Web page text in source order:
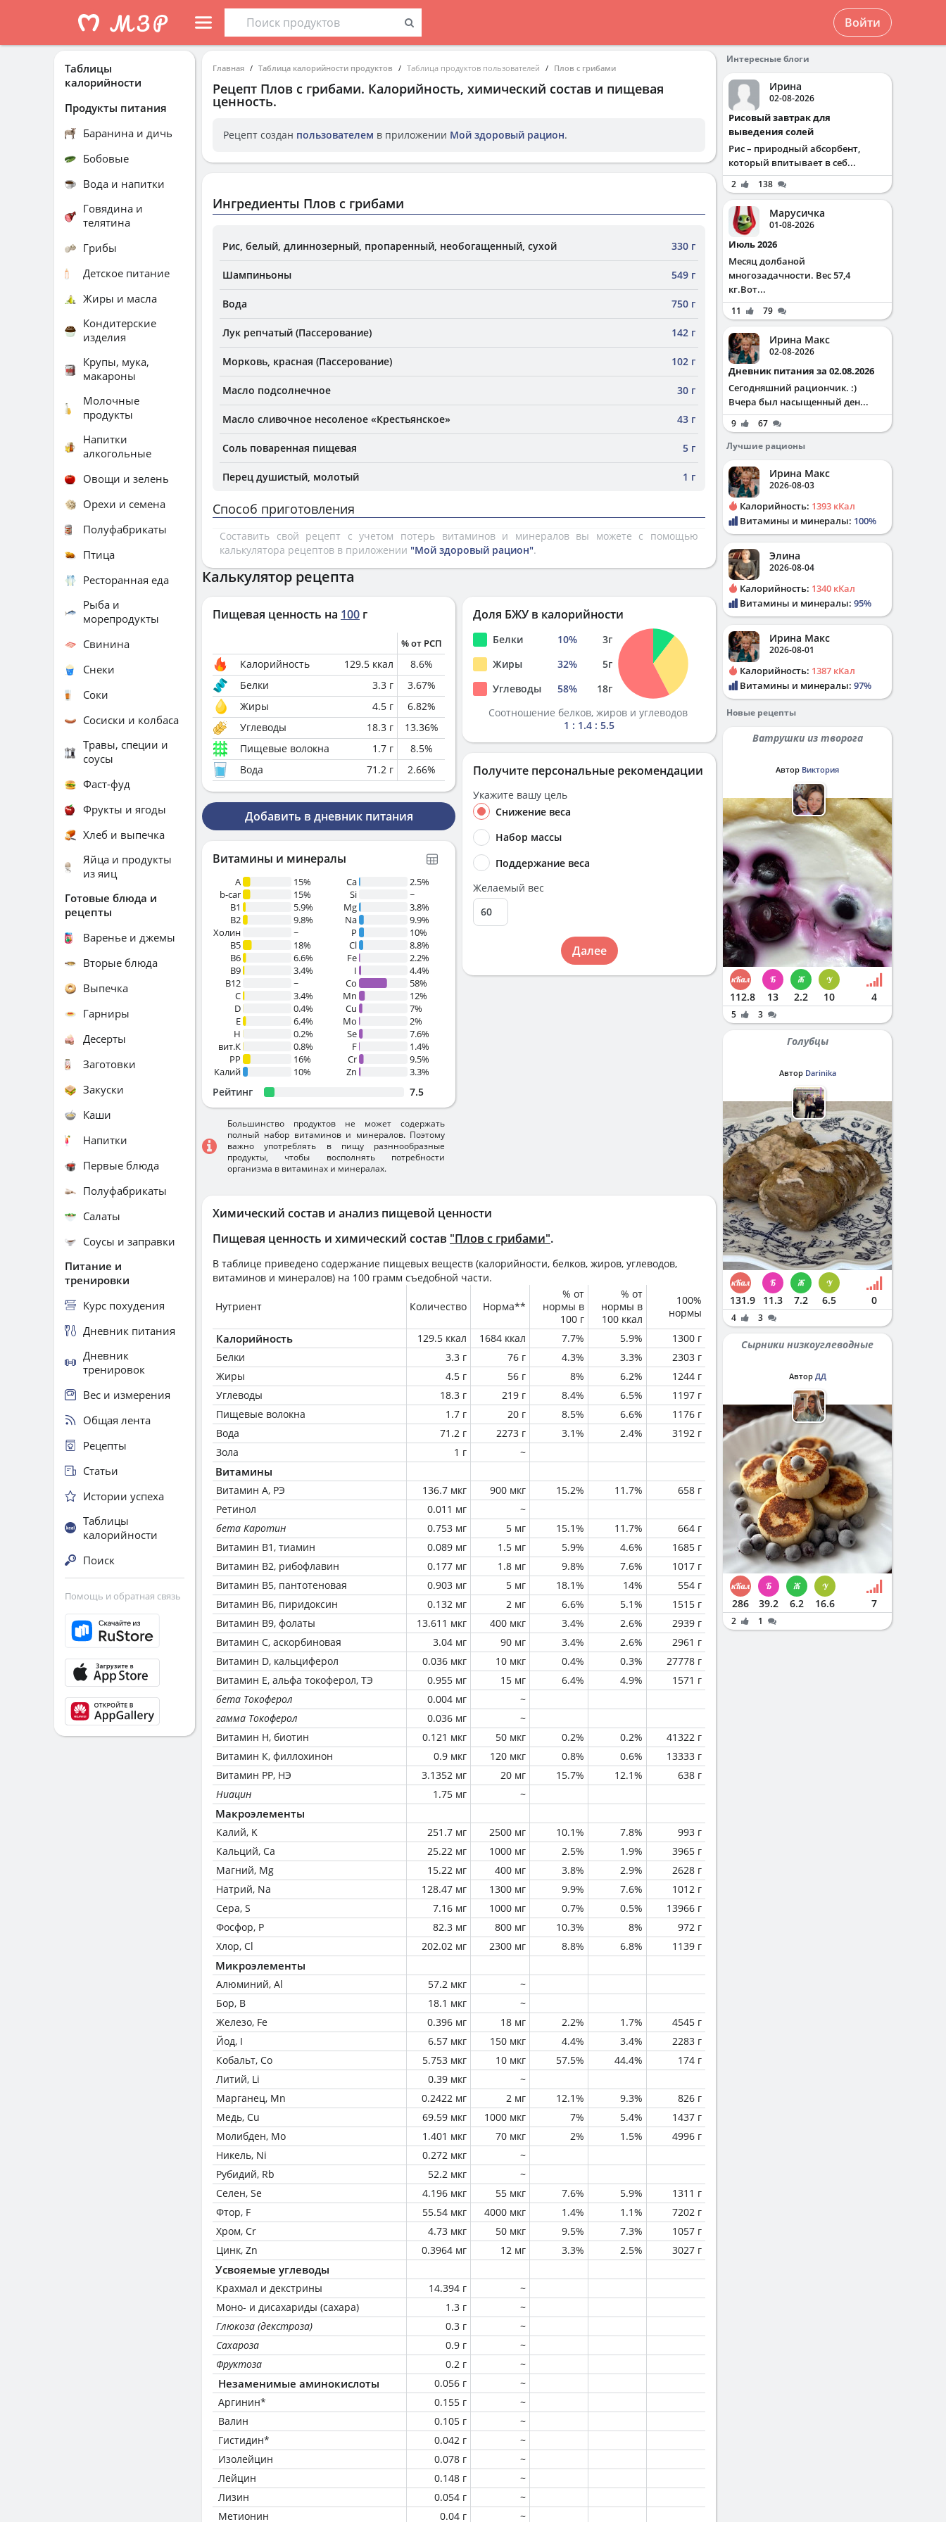
Войти
Главная Таблица калорийности продуктов Таблица продуктов пользователей Плов с грибами
Рецепт Плов с грибами. Калорийность, химический состав и пищевая
ценность.
Рецепт создан пользователем в приложении Мой здоровый рацион.
Ингредиенты Плов с грибами
Рис, белый, длиннозерный, пропаренный, необогащенный, сухой 330 г
Шампиньоны 549 г
Вода 750 г
Лук репчатый (Пассерование) 142 г
Морковь, красная (Пассерование) 102 г
Масло подсолнечное 30 г
Масло сливочное несоленое «Крестьянское» 43 г
Соль поваренная пищевая 5 г
Перец душистый, молотый 1 г
Способ приготовления
Составить свой рецепт с учетом потерь витаминов и минералов вы можете с помощью
калькулятора рецептов в приложении "Мой здоровый рацион".
Химический состав и анализ пищевой ценности
Пищевая ценность и химический состав "Плов с грибами".
В таблице приведено содержание пищевых веществ (калорийности, белков, жиров, углеводов,
витаминов и минералов) на 100 грамм съедобной части.
Нутриент Количество Норма**
% от
нормы в
100 г
% от
нормы в
100 ккал
100%
нормы
Калорийность 129.5 ккал 1684 ккал 7.7% 5.9%
1300 г
Белки
3.3 г 76 г 4.3% 3.3%
2303 г
Жиры
4.5 г 56 г 8% 6.2%
1244 г
Углеводы
18.3 г 219 г 8.4% 6.5%
1197 г
Пищевые волокна
1.7 г 20 г 8.5% 6.6%
1176 г
Вода
71.2 г 2273 г 3.1% 2.4%
3192 г
Зола
1 г ~
Витамины
Витамин А, РЭ 136.7 мкг 900 мкг 15.2% 11.7%
658 г
Ретинол
0.011 мг
~
бета Каротин
0.753 мг 5 мг 15.1% 11.7%
664 г
Витамин В1, тиамин
0.089 мг 1.5 мг 5.9% 4.6%
1685 г
Витамин В2, рибофлавин
0.177 мг 1.8 мг 9.8% 7.6%
1017 г
Витамин В5, пантотеновая
0.903 мг 5 мг 18.1% 14%
554 г
Витамин В6, пиридоксин
0.132 мг 2 мг 6.6% 5.1%
1515 г
Витамин В9, фолаты
13.611 мкг 400 мкг 3.4% 2.6%
2939 г
Витамин C, аскорбиновая
3.04 мг 90 мг 3.4% 2.6%
2961 г
Витамин D, кальциферол
0.036 мкг 10 мкг 0.4% 0.3%
27778 г
Витамин Е, альфа токоферол, ТЭ
0.955 мг 15 мг 6.4% 4.9%
1571 г
бета Токоферол
0.004 мг
~
гамма Токоферол
0.036 мг
~
Витамин Н, биотин
0.121 мкг 50 мкг 0.2% 0.2%
41322 г
Витамин К, филлохинон
0.9 мкг 120 мкг 0.8% 0.6%
13333 г
Витамин РР, НЭ
3.1352 мг 20 мг 15.7% 12.1%
638 г
Ниацин
1.75 мг ~
Макроэлементы
Калий, K 251.7 мг 2500 мг 10.1% 7.8%
993 г
Кальций, Ca
25.22 мг 1000 мг 2.5% 1.9%
3965 г
Магний, Mg
15.22 мг 400 мг 3.8% 2.9%
2628 г
Натрий, Na
128.47 мг 1300 мг 9.9% 7.6%
1012 г
Сера, S
7.16 мг 1000 мг 0.7% 0.5%
13966 г
Фосфор, P
82.3 мг 800 мг 10.3% 8%
972 г
Хлор, Cl
202.02 мг 2300 мг 8.8% 6.8% 1139 г
Микроэлементы
Алюминий, Al 57.2 мкг
~
Бор, B
18.1 мкг
~
Железо, Fe
0.396 мг 18 мг 2.2% 1.7%
4545 г
Йод, I
6.57 мкг 150 мкг 4.4% 3.4%
2283 г
Кобальт, Co
5.753 мкг 10 мкг 57.5% 44.4%
174 г
Литий, Li
0.39 мкг
~
Марганец, Mn
0.2422 мг 2 мг 12.1% 9.3%
826 г
Медь, Cu
69.59 мкг 1000 мкг 7% 5.4%
1437 г
Молибден, Mo
1.401 мкг 70 мкг 2% 1.5%
4996 г
Никель, Ni
0.272 мкг
~
Рубидий, Rb
52.2 мкг
~
Селен, Se
4.196 мкг 55 мкг 7.6% 5.9%
1311 г
Фтор, F
55.54 мкг 4000 мкг 1.4% 1.1%
7202 г
Хром, Cr
4.73 мкг 50 мкг 9.5% 7.3%
1057 г
Цинк, Zn
0.3964 мг 12 мг 3.3% 2.5% 3027 г
Усвояемые углеводы
Крахмал и декстрины 14.394 г
~
Моно- и дисахариды (сахара)
1.3 г
~
Глюкоза (декстроза)
0.3 г
~
Сахароза
0.9 г
~
Фруктоза
0.2 г ~
Незаменимые аминокислоты 0.056 г
~
Аргинин*
0.155 г
~
Валин
0.105 г
~
Гистидин*
0.042 г
~
Изолейцин
0.078 г
~
Лейцин
0.148 г
~
Лизин
0.054 г
~
Метионин
0.04 г ~
Калькулятор рецепта
Пищевая ценность на 100 г
% от РСП
Калорийность 129.5 ккал 8.6%
Белки
3.3 г 3.67%
Жиры
4.5 г 6.82%
Углеводы
18.3 г 13.36%
Пищевые волокна
1.7 г 8.5%
Вода
71.2 г 2.66%
Добавить в дневник питания
Витамины и минералы
A
15%
b-car
15%
В1
5.9%
B2
9.8%
Холин
~
B5
18%
B6
6.6%
B9
3.4%
B12
~
C
3.4%
D
0.4%
E
6.4%
H
0.2%
вит.К
0.8%
PP
16%
Калий
10%
Ca
2.5%
Si
~
Mg
3.8%
Na
9.9%
P
10%
Cl
8.8%
Fe
2.2%
I
4.4%
Co
58%
Mn
12%
Cu
7%
Mo
2%
Se
7.6%
F
1.4%
Cr
9.5%
Zn
3.3%
Рейтинг 7.5
Большинство продуктов не может содержать
полный набор витаминов и минералов. Поэтому
важно употреблять в пищу разннообразные
продукты, чтобы восполнять потребности
организма в витаминах и минералах.
Доля БЖУ в калорийности
Белки 10% 3г
Жиры
32% 5г
Углеводы
58% 18г
Соотношение белков, жиров и углеводов
1 : 1.4 : 5.5
Получите персональные рекомендации
Укажите вашу цель
Снижение веса
Набор массы
Поддержание веса
Желаемый вес
Далее
Таблицы
калорийности
Продукты питания
Баранина и дичь
Бобовые
Вода и напитки
Говядина и
телятина
Грибы
Детское питание
Жиры и масла
Кондитерские
изделия
Крупы, мука,
макароны
Молочные
продукты
Напитки
алкогольные
Овощи и зелень
Орехи и семена
Полуфабрикаты
Птица
Ресторанная еда
Рыба и
морепродукты
Свинина
Снеки
Соки
Сосиски и колбаса
Травы, специи и
соусы
Фаст-фуд
Фрукты и ягоды
Хлеб и выпечка
Яйца и продукты
из яиц
Готовые блюда и
рецепты
Варенье и джемы
Вторые блюда
Выпечка
Гарниры
Десерты
Заготовки
Закуски
Каши
Напитки
Первые блюда
Полуфабрикаты
Салаты
Соусы и заправки
Питание и
тренировки
Курс похудения
Дневник питания
Дневник
тренировок
Вес и измерения
Общая лента
Рецепты
Статьи
Истории успеха
Таблицы
калорийности
Поиск
Помощь и обратная связь
Интересные блоги
Ирина
02-08-2026
Рисовый завтрак для
выведения солей
Рис – природный абсорбент,
который впитывает в себ...
2 138
Марусичка
01-08-2026
Июль 2026
Месяц долбаной
многозадачности. Вес 57,4
кг.Вот...
11 79
Ирина Макс
02-08-2026
Дневник питания за 02.08.2026
Сегодняшний рациончик. :)
Вчера был насыщенный ден...
9
67
Лучшие рационы
Ирина Макс
2026-08-03
Калорийность: 1393 кКал
Витамины и минералы: 100%
Элина
2026-08-04
Калорийность: 1340 кКал
Витамины и минералы: 95%
Ирина Макс
2026-08-01
Калорийность: 1387 кКал
Витамины и минералы: 97%
Новые рецепты
Ватрушки из творога
Автор Виктория
112.8 13 2.2 10 4
5 3
Голубцы
Автор Darinika
131.9 11.3 7.2 6.5 0
4 3
Сырники низкоуглеводные
Автор ДД
286 39.2 6.2 16.6 7
2 1